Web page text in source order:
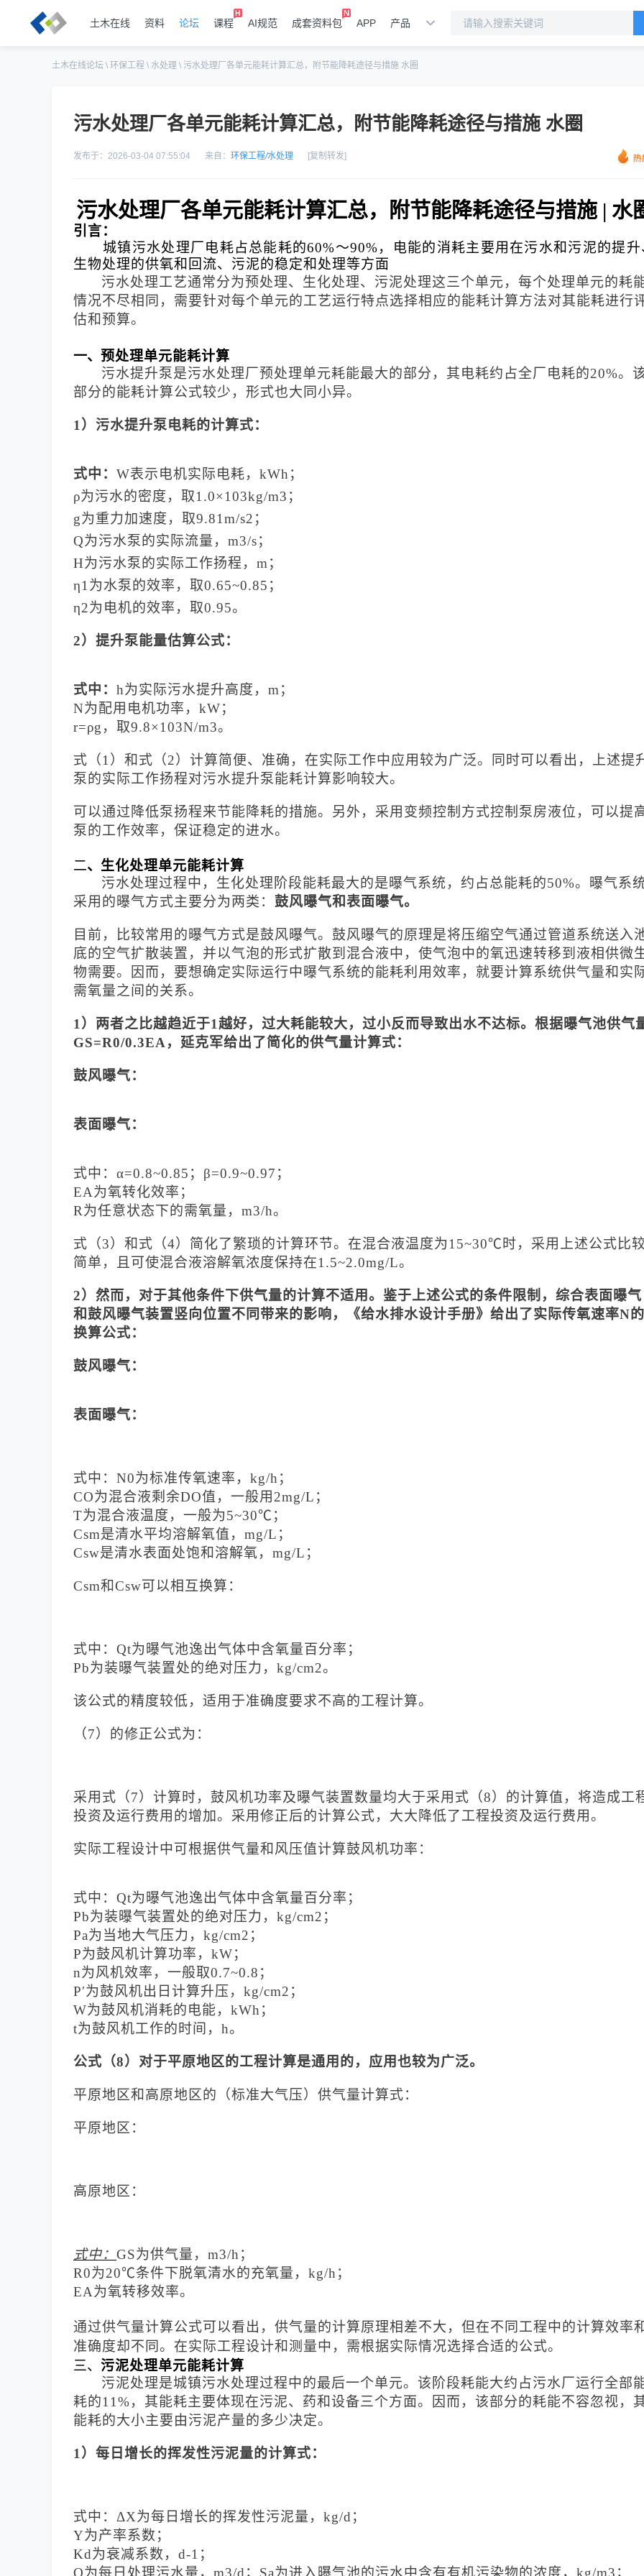
土木在线 资料 论坛 课程 AI规范 成套资料包 APP 产品
土木在线论坛 \ 环保工程 \ 水处理 \ 污水处理厂各单元能耗计算汇总，附节能降耗途径与措施 水圈
污水处理厂各单元能耗计算汇总，附节能降耗途径与措施 水圈
发布于：2026-03-04 07:55:04 来自： 环保工程/水处理 [复制转发]
污水处理厂各单元能耗计算汇总，附节能降耗途径与措施| 水
引言：
城镇污水处理厂电耗占总能耗的60%～90%，电能的消耗主要用在污水和污泥的提升
生物处理的供氧和回流、污泥的稳定和处理等方面
污水处理工艺通常分为预处理、生化处理、污泥处理这三个单元，每个处理单元的耗
情况不尽相同，需要针对每个单元的工艺运行特点选择相应的能耗计算方法对其能耗进行
估和预算。
一、 预处理单元能耗计算
污水提升泵是污水处理厂预处理单元耗能最大的部分，其电耗约占全厂电耗的20%。
部分的能耗计算公式较少，形式也大同小异。
1）污水提升泵电耗的计算式：
式中： W表示电机实际电耗，kWh；
ρ为污水的密度，取1.0×103kg/m3；
g为重力加速度，取9.81m/s2；
Q为污水泵的实际流量，m3/s；
H为污水泵的实际工作扬程，m；
η1为水泵的效率，取0.65~0.85；
η2为电机的效率，取0.95。
2）提升泵能量估算公式：
式中： h为实际污水提升高度，m；
N为配用电机功率，kW；
r=ρg，取9.8×103N/m3。
式（1）和式（2）计算简便、准确，在实际工作中应用较为广泛。同时可以看出，上述提
泵的实际工作扬程对污水提升泵能耗计算影响较大。
可以通过降低泵扬程来节能降耗的措施。另外，采用变频控制方式控制泵房液位，可以提
泵的工作效率，保证稳定的进水。
二、 生化处理单元能耗计算
污水处理过程中，生化处理阶段能耗最大的是曝气系统，约占总能耗的50%。曝气系
采用的曝气方式主要分为两类： 鼓风曝气和表面曝气。
目前，比较常用的曝气方式是鼓风曝气。鼓风曝气的原理是将压缩空气通过管道系统送入
底的空气扩散装置，并以气泡的形式扩散到混合液中，使气泡中的氧迅速转移到液相供微
物需要。因而，要想确定实际运行中曝气系统的能耗利用效率，就要计算系统供气量和实
需氧量之间的关系。
1）两者之比越趋近于1越好，过大耗能较大，过小反而导致出水不达标。根据曝气池供气
GS=R0/0.3EA，延克军给出了简化的供气量计算式：
鼓风曝气：
表面曝气：
式中： α=0.8~0.85；β=0.9~0.97；
EA为氧转化效率；
R为任意状态下的需氧量，m3/h。
式（3）和式（4）简化了繁琐的计算环节。在混合液温度为15~30℃时，采用上述公式比
简单，且可使混合液溶解氧浓度保持在1.5~2.0mg/L。
2）然而，对于其他条件下供气量的计算不适用。鉴于上述公式的条件限制，综合表面曝气
和鼓风曝气装置竖向位置不同带来的影响，《给水排水设计手册》给出了实际传氧速率N的
换算公式：
鼓风曝气：
表面曝气：
式中： N0为标准传氧速率，kg/h；
CO为混合液剩余DO值，一般用2mg/L；
T为混合液温度，一般为5~30℃；
Csm是清水平均溶解氧值，mg/L；
Csw是清水表面处饱和溶解氧，mg/L；
Csm和Csw可以相互换算：
式中： Qt为曝气池逸出气体中含氧量百分率；
Pb为装曝气装置处的绝对压力，kg/cm2。
该公式的精度较低，适用于准确度要求不高的工程计算。
（7）的修正公式为：
采用式（7）计算时，鼓风机功率及曝气装置数量均大于采用式（8）的计算值，将造成工
投资及运行费用的增加。采用修正后的计算公式，大大降低了工程投资及运行费用。
实际工程设计中可根据供气量和风压值计算鼓风机功率：
式中： Qt为曝气池逸出气体中含氧量百分率；
Pb为装曝气装置处的绝对压力，kg/cm2；
Pa为当地大气压力，kg/cm2；
P为鼓风机计算功率，kW；
n为风机效率，一般取0.7~0.8；
P′为鼓风机出日计算升压，kg/cm2；
W为鼓风机消耗的电能，kWh；
t为鼓风机工作的时间，h。
公式（8）对于平原地区的工程计算是通用的，应用也较为广泛。
平原地区和高原地区的（标准大气压）供气量计算式：
平原地区：
高原地区：
式中： GS为供气量，m3/h；
R0为20℃条件下脱氧清水的充氧量，kg/h；
EA为氧转移效率。
通过供气量计算公式可以看出，供气量的计算原理相差不大，但在不同工程中的计算效率
准确度却不同。在实际工程设计和测量中，需根据实际情况选择合适的公式。
三、 污泥处理单元能耗计算
污泥处理是城镇污水处理过程中的最后一个单元。该阶段耗能大约占污水厂运行全部
耗的11%，其能耗主要体现在污泥、药和设备三个方面。因而，该部分的耗能不容忽视，
能耗的大小主要由污泥产量的多少决定。
1）每日增长的挥发性污泥量的计算式：
式中： ΔX为每日增长的挥发性污泥量，kg/d；
Y为产率系数；
Kd为衰减系数，d-1；
Q为每日处理污水量，m3/d；Sa为进入曝气池的污水中含有有机污染物的浓度，kg/m3；